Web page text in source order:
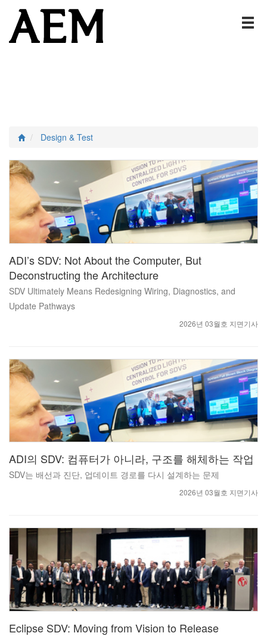
Design & Test
ADI’s SDV: Not About the Computer, But
Deconstructing the Architecture
SDV Ultimately Means Redesigning Wiring, Diagnostics, and
Update Pathways
2026년 03월호 지면기사
ADI의 SDV: 컴퓨터가 아니라, 구조를 해체하는 작업
SDV는 배선과 진단, 업데이트 경로를 다시 설계하는 문제
2026년 03월호 지면기사
Eclipse SDV: Moving from Vision to Release